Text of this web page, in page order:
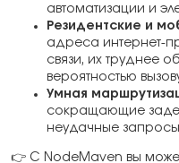
автоматизации и
Резидентские и
адреса интернет-
связи, их труднее
вероятностью
Умная
сокращающие
неудачные
👉 С NodeMaven вы